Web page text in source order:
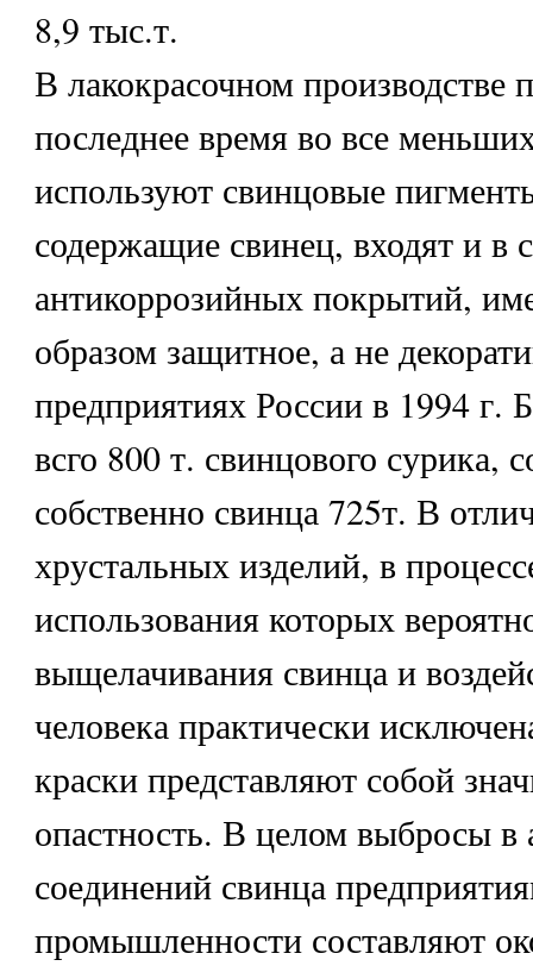
8,9 тыс.т.
В лакокрасочном производстве
последнее время во все
используют свинцовые
содержащие свинец, входят и в
антикоррозийных покрытий,
образом защитное, а не
предприятиях России в 1994 г.
всго 800 т. свинцового сурика,
собственно свинца 725т. В
хрустальных изделий, в
использования которых
выщелачивания свинца и
человека практически
краски представляют собой
опастность. В целом выбросы в
соединений свинца
промышленности составляют